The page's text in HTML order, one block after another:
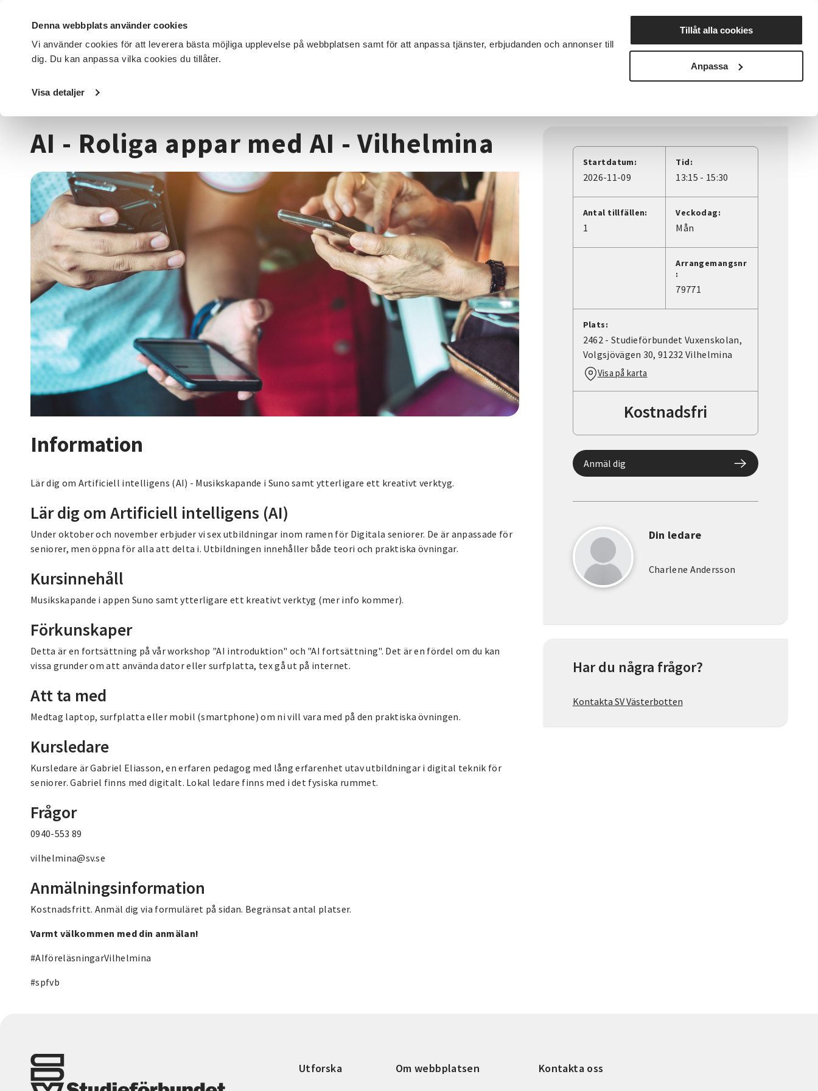
Denna webbplats använder cookies
Vi använder cookies för att leverera bästa möjliga upplevelse på webbplatsen samt för att anpassa tjänster, erbjudanden och annonser till
dig. Du kan anpassa vilka cookies du tillåter.
Visa detaljer
Tillåt alla cookies
Anpassa
DET HÄR GÖR VI FÖR DIG SOM SÖK KURSER OCH EVENEMANG Nyheter Avdelningar
Startsida / Kurser och evenemang
AI - Roliga appar med AI - Vilhelmina
Information
Lär dig om Artificiell intelligens (AI) - Musikskapande i Suno samt ytterligare ett kreativt verktyg.
Lär dig om Artificiell intelligens (AI)
Under oktober och november erbjuder vi sex utbildningar inom ramen för Digitala seniorer. De är anpassade för
seniorer, men öppna för alla att delta i. Utbildningen innehåller både teori och praktiska övningar.
Kursinnehåll
Musikskapande i appen Suno samt ytterligare ett kreativt verktyg (mer info kommer).
Förkunskaper
Detta är en fortsättning på vår workshop "AI introduktion" och "AI fortsättning". Det är en fördel om du kan
vissa grunder om att använda dator eller surfplatta, tex gå ut på internet.
Att ta med
Medtag laptop, surfplatta eller mobil (smartphone) om ni vill vara med på den praktiska övningen.
Kursledare
Kursledare är Gabriel Eliasson, en erfaren pedagog med lång erfarenhet utav utbildningar i digital teknik för
seniorer. Gabriel finns med digitalt. Lokal ledare finns med i det fysiska rummet.
Frågor
0940-553 89
vilhelmina@sv.se
Anmälningsinformation
Kostnadsfritt. Anmäl dig via formuläret på sidan. Begränsat antal platser.
Varmt välkommen med din anmälan!
#AIföreläsningarVilhelmina
#spfvb
Startdatum:
2026-11-09
Tid:
13:15 - 15:30
Antal tillfällen:
1
Veckodag:
Mån
Arrangemangsnr
:
79771
Plats:
2462 - Studieförbundet Vuxenskolan,
Volgsjövägen 30, 91232 Vilhelmina
Visa på karta
Kostnadsfri
Anmäl dig
Din ledare
Charlene Andersson
Har du några frågor?
Kontakta SV Västerbotten
Utforska Om webbplatsen Kontakta oss